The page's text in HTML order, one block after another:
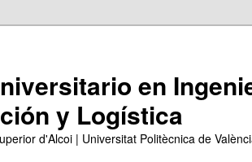
en
y Logística
d'Alcoi | Universitat Politècnica de